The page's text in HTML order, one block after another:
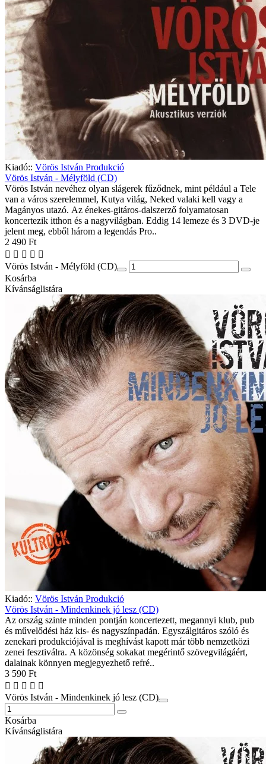
Kiadó:: Vörös István Produkció
Vörös István - Mélyföld (CD)
Vörös István nevéhez olyan slágerek fűződnek, mint például a Tele
van a város szerelemmel, Kutya világ, Neked valaki kell vagy a
Magányos utazó. Az énekes-gitáros-dalszerző folyamatosan
koncertezik itthon és a nagyvilágban. Eddig 14 lemeze és 3 DVD-je
jelent meg, ebből három a legendás Pro..
2 490 Ft
Vörös István - Mélyföld (CD)
Kosárba
Kívánságlistára
Kiadó:: Vörös István Produkció
Vörös István - Mindenkinek jó lesz (CD)
Az ország szinte minden pontján koncertezett, megannyi klub, pub
és művelődési ház kis- és nagyszínpadán. Egyszálgitáros szóló és
zenekari produkciójával is meghívást kapott már több nemzetközi
zenei fesztiválra. A közönség sokakat megérintő szövegvilágáért,
dalainak könnyen megjegyezhető refré..
3 590 Ft
Vörös István - Mindenkinek jó lesz (CD)
Kosárba
Kívánságlistára